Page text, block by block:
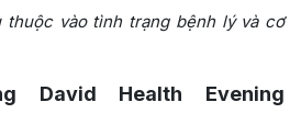
thuộc vào tình trạng bệnh lý và cơ
David Health Evening